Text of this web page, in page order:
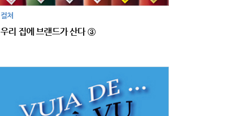
컬쳐
우리 집에 브랜드가 산다 ③